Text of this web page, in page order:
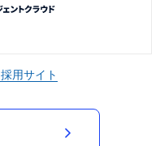
採用サイト